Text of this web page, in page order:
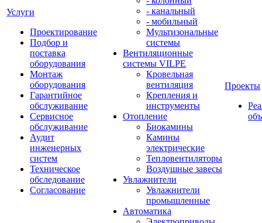
Услуги
Проектирование
Подбор и
поставка
оборудования
Монтаж
оборудования
Гарантийное
обслуживание
Сервисное
обслуживание
Аудит
инженерных
систем
Техническое
обследование
Согласование
- канальный
- мобильный
Мультизональные
системы
Вентиляционные
системы VILPE
Кровельная
вентиляция
Крепления и
инструменты
Отопление
Биокамины
Камины
электрические
Тепловентиляторы
Воздушные завесы
Увлажнители
Увлажнители
промышленные
Автоматика
Проекты